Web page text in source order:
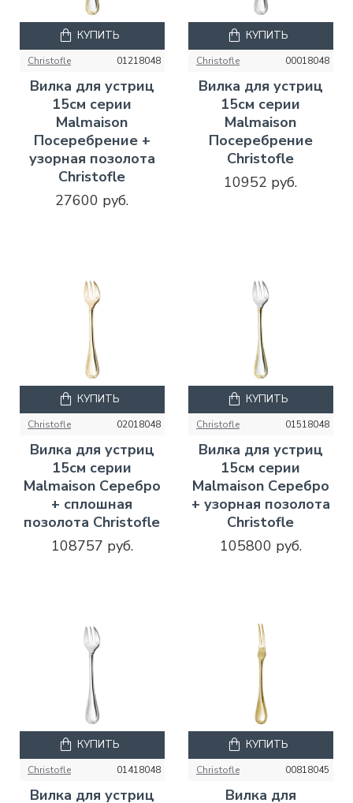
Christofle 01218048
Вилка для устриц
15см серии
Malmaison
Посеребрение +
узорная позолота
Christofle
27600 руб.
КУПИТЬ
Christofle 00018048
Вилка для устриц
15см серии
Malmaison
Посеребрение
Christofle
10952 руб.
КУПИТЬ
Christofle 02018048
Вилка для устриц
15см серии
Malmaison Серебро
+ сплошная
позолота Christofle
108757 руб.
КУПИТЬ
Christofle 01518048
Вилка для устриц
15см серии
Malmaison Серебро
+ узорная позолота
Christofle
105800 руб.
КУПИТЬ
Christofle 01418048
Вилка для устриц
КУПИТЬ
Christofle 00818045
Вилка для
КУПИТЬ